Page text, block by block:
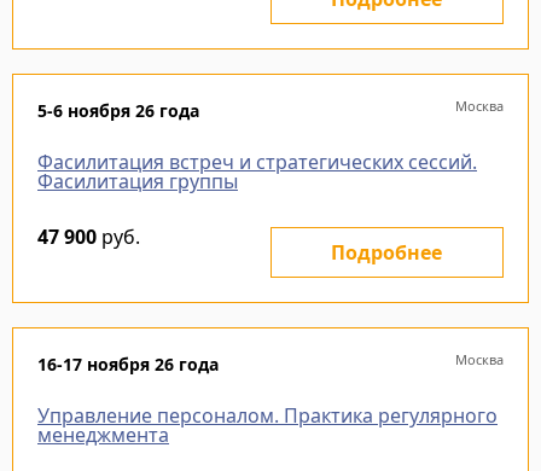
5-6 ноября 26 года Москва
Фасилитация встреч и стратегических сессий.
Фасилитация группы
47 900 руб.
Подробнее
16-17 ноября 26 года Москва
Управление персоналом. Практика регулярного
менеджмента